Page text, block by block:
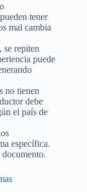
tener
mal cambia
se repiten
puede
no tienen
debe
el país de
específica.